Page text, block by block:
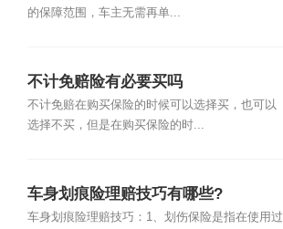
的保障范围，车主无需再单...
不计免赔险有必要买吗
不计免赔在购买保险的时候可以选择买，也可以
选择不买，但是在购买保险的时...
车身划痕险理赔技巧有哪些?
车身划痕险理赔技巧：1、划伤保险是指在使用过